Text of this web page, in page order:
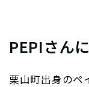
PEPIさん
栗山町出身のペ